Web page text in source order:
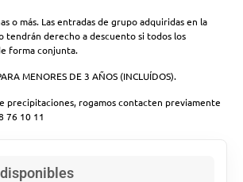
o más. Las entradas de grupo adquiridas en la
tendrán derecho a descuento si todos los
forma conjunta.
MENORES DE 3 AÑOS (INCLUÍDOS).
precipitaciones, rogamos contacten previamente
76 10 11